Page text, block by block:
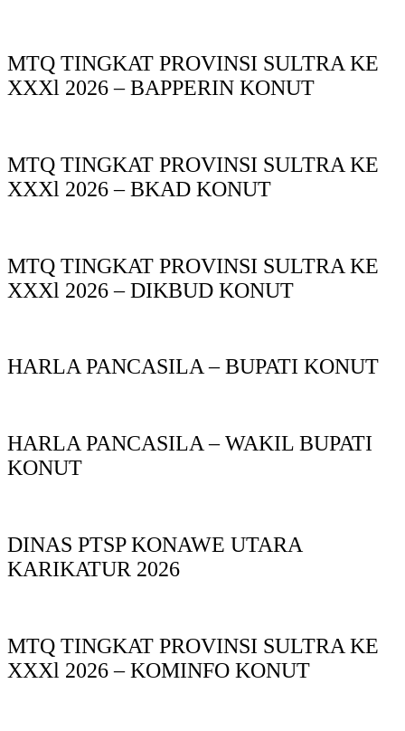
MTQ TINGKAT PROVINSI SULTRA KE
XXXl 2026 – BAPPERIN KONUT
MTQ TINGKAT PROVINSI SULTRA KE
XXXl 2026 – BKAD KONUT
MTQ TINGKAT PROVINSI SULTRA KE
XXXl 2026 – DIKBUD KONUT
HARLA PANCASILA – BUPATI KONUT
HARLA PANCASILA – WAKIL BUPATI
KONUT
DINAS PTSP KONAWE UTARA
KARIKATUR 2026
MTQ TINGKAT PROVINSI SULTRA KE
XXXl 2026 – KOMINFO KONUT